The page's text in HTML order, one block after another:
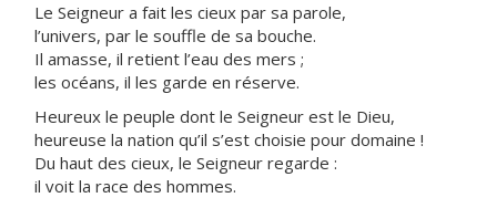
Le Seigneur a fait les cieux par sa parole,
l’univers, par le souffle de sa bouche.
Il amasse, il retient l’eau des mers ;
les océans, il les garde en réserve.
Heureux le peuple dont le Seigneur est le Dieu,
heureuse la nation qu’il s’est choisie pour domaine !
Du haut des cieux, le Seigneur regarde :
il voit la race des hommes.